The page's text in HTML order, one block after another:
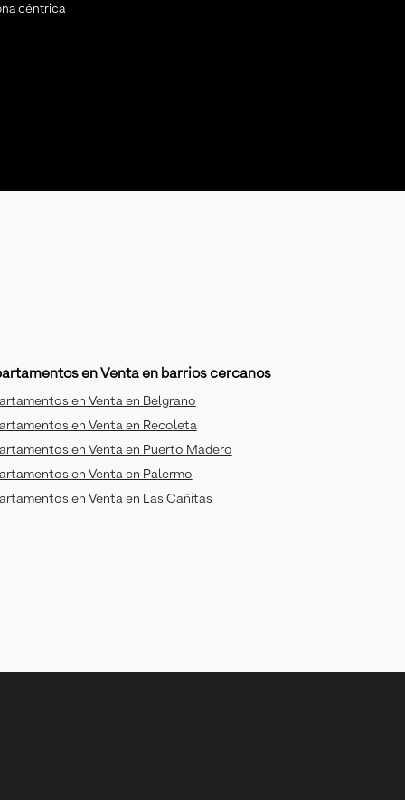
céntrica
en Venta en barrios cercanos
en Venta en Belgrano
en Venta en Recoleta
en Venta en Puerto Madero
en Venta en Palermo
en Venta en Las Cañitas